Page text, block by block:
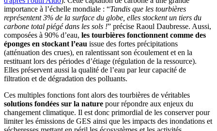
importance à l’échelle mondiale : “Tandis que les tourbières
représentent 3% de la surface du globe, elles stockent un tiers du
carbone total piégé dans les sols !” précise Raoul Daubresse. Aussi,
composées à 90% d’eau, les tourbières fonctionnent comme des
éponges en stockant l’eau issue des fortes précipitations
(atténuation des crues), en ralentissant son écoulement et en la
restituant lors des périodes d’étiage (régulation de la ressource).
Elles préservent aussi la qualité de l’eau par leur capacité de
filtration et de dégradation des polluants.
Ces multiples fonctions font alors des tourbières de véritables
solutions fondées sur la nature pour répondre aux enjeux du
changement climatique. Il est donc primordial de les conserver pour
limiter les émissions de GES ainsi que les impacts des inondations et